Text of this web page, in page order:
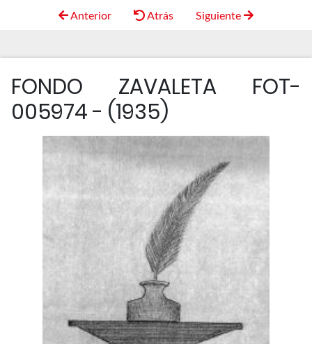
Anterior Atrás Siguiente
FONDO ZAVALETA FOT-
005974 - (1935)